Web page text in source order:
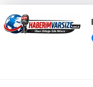
Bursa
yeniliyor